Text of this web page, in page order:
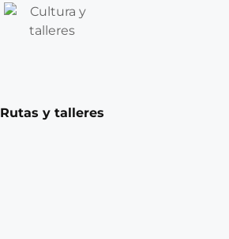
Rutas y talleres